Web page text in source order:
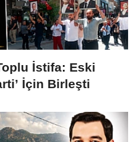
İstifa: Eski
İçin Birleşti